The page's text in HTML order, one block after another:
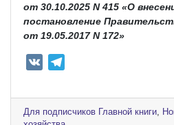
от 30.10.2025 N 415 «О
постановление
от 19.05.2017 N 172»
e
Для подписчиков Главной книги,